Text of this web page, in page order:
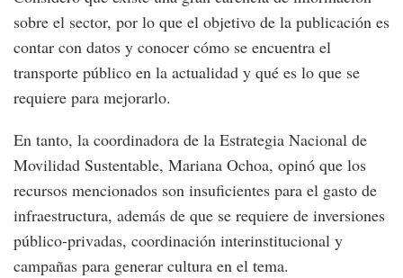
sobre el sector, por lo que el objetivo de la publicación es
contar con datos y conocer cómo se encuentra el
transporte público en la actualidad y qué es lo que se
requiere para mejorarlo.
En tanto, la coordinadora de la Estrategia Nacional de
Movilidad Sustentable, Mariana Ochoa, opinó que los
recursos mencionados son insuficientes para el gasto de
infraestructura, además de que se requiere de inversiones
público-privadas, coordinación interinstitucional y
campañas para generar cultura en el tema.